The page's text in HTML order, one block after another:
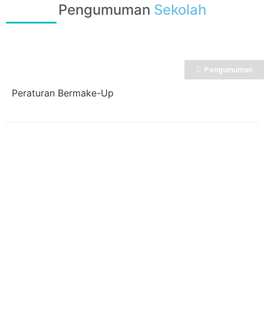
Pengumuman Sekolah
Pengumuman
Peraturan Bermake-Up